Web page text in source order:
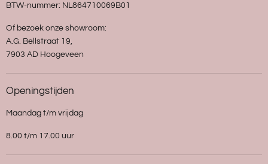
BTW-nummer: NL864710069B01
Of bezoek onze showroom:
A.G. Bellstraat 19,
7903 AD Hoogeveen
Openingstijden
Maandag t/m vrijdag
8.00 t/m 17.00 uur